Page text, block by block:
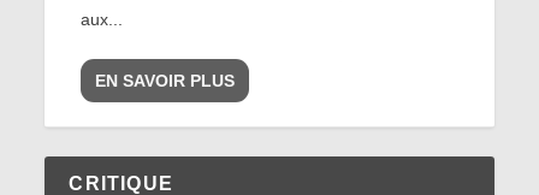
aux...
EN SAVOIR PLUS
CRITIQUE